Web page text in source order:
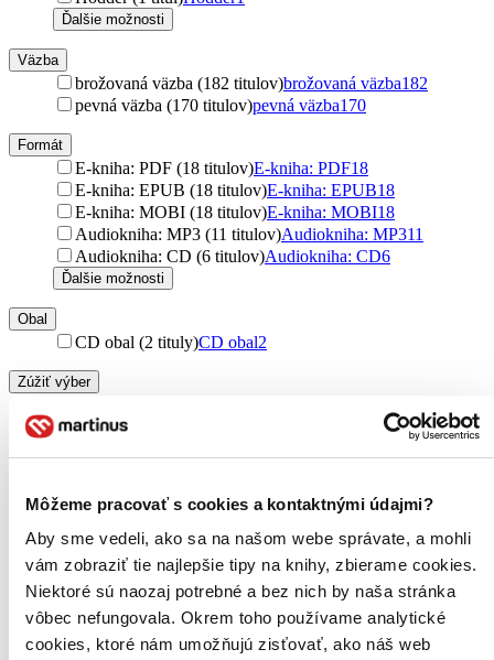
Môžeme pracovať s cookies a kontaktnými údajmi?
Aby sme vedeli, ako sa na našom webe správate, a mohli
vám zobraziť tie najlepšie tipy na knihy, zbierame cookies.
Niektoré sú naozaj potrebné a bez nich by naša stránka
vôbec nefungovala. Okrem toho používame analytické
cookies, ktoré nám umožňujú zisťovať, ako náš web
Ďalšie možnosti
Väzba
brožovaná väzba (182 titulov)brožovaná väzba182
pevná väzba (170 titulov)pevná väzba170
Formát
E-kniha: PDF (18 titulov)E-kniha: PDF18
E-kniha: EPUB (18 titulov)E-kniha: EPUB18
E-kniha: MOBI (18 titulov)E-kniha: MOBI18
Audiokniha: MP3 (11 titulov)Audiokniha: MP311
Audiokniha: CD (6 titulov)Audiokniha: CD6
Ďalšie možnosti
Obal
CD obal (2 tituly)CD obal2
Zúžiť výber
sa narodila v Británii, pôvodným povolaním bola učiteľka. Neskôr
začala písať príspevky o pedagogike do novín a začala sa venovať
písaniu detských knižiek. Jej prvou knihou bola zbierka veršov pre
dobrú noc a dobrodružné príbehy v sérii Správna päťka (Slávna
päťka) a Tajná sedma, ktoré boli určené väčším deťom. Krátko nato
vydala niekoľko kníh zo školského prostredia, napr. Najškaredšie
káčatko. Enid Blyton sa svojou tvorbou snažila vychovať čitateľov,
ktorým sa snažila ukázať jasnú predstavu o slušnom správaní. Deti
si jej knihy obľúbili. Je autorkou veľa kníh - detských detektívok,
kníh pre dievčatá i rozprávok pre najmenších.